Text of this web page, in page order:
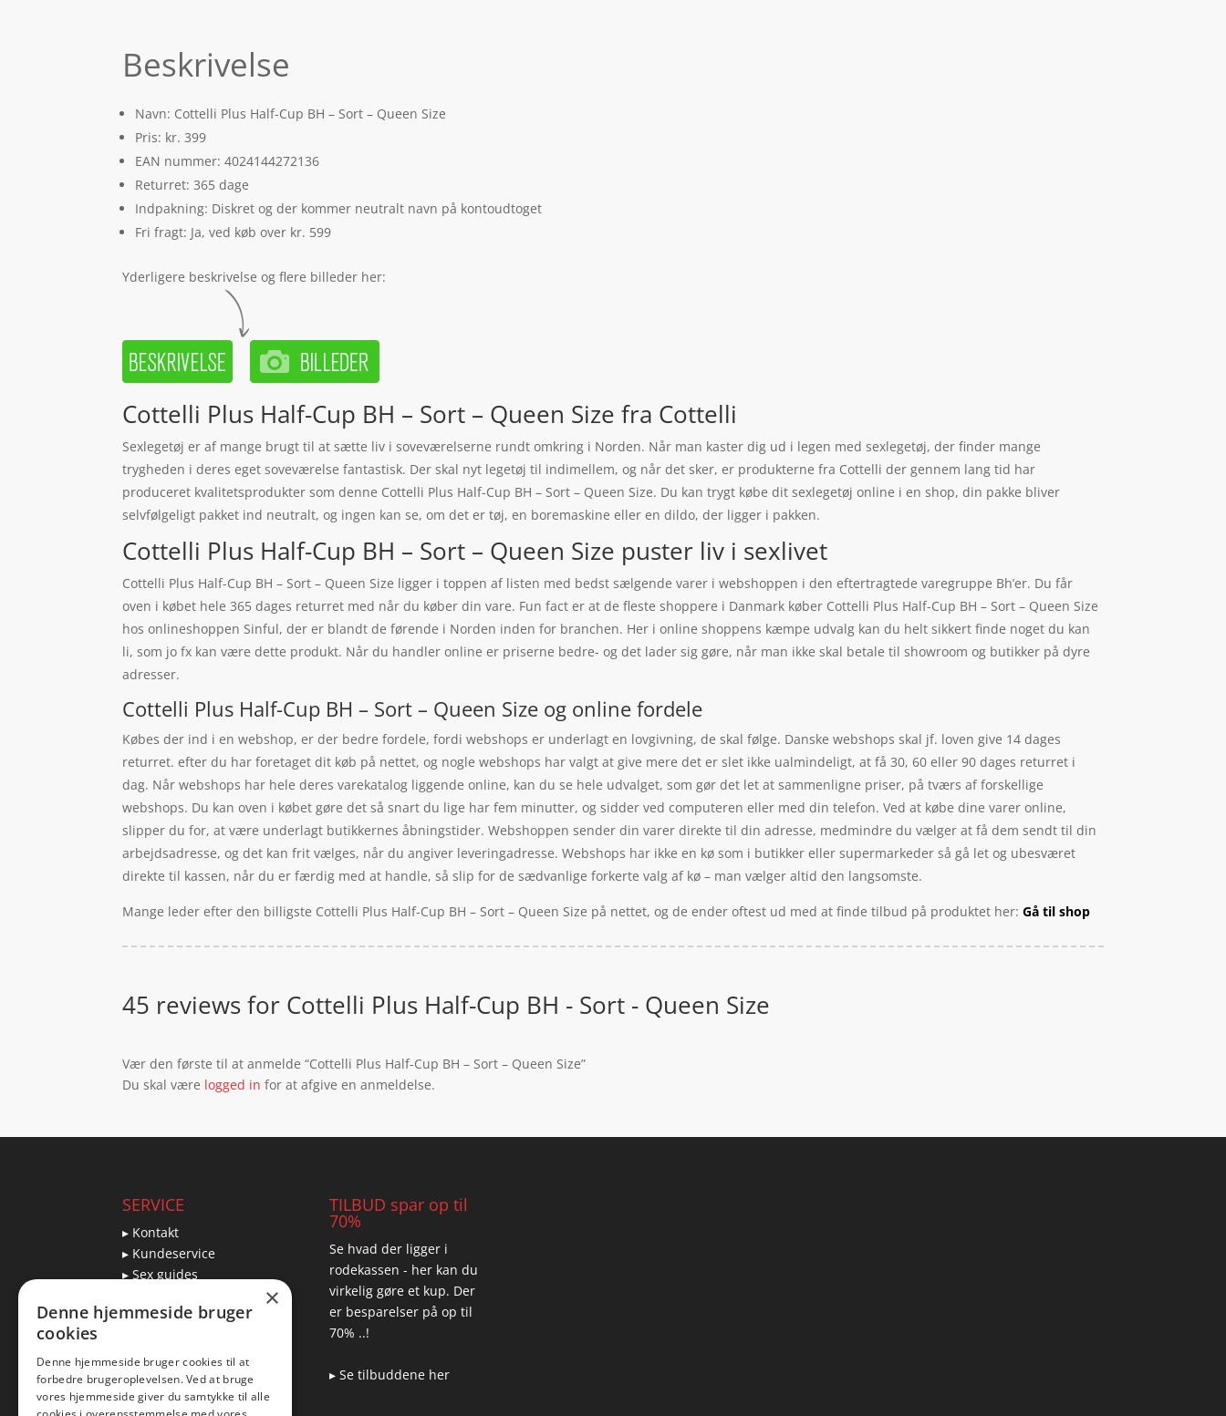
Beskrivelse
Navn: Cottelli Plus Half-Cup BH – Sort – Queen Size
Pris: kr. 399
EAN nummer: 4024144272136
Returret: 365 dage
Indpakning: Diskret og der kommer neutralt navn på kontoudtoget
Fri fragt: Ja, ved køb over kr. 599
Yderligere beskrivelse og flere billeder her:
Cottelli Plus Half-Cup BH – Sort – Queen Size fra Cottelli
Sexlegetøj er af mange brugt til at sætte liv i soveværelserne rundt omkring i Norden. Når man kaster dig ud i legen med sexlegetøj, der finder mange
trygheden i deres eget soveværelse fantastisk. Der skal nyt legetøj til indimellem, og når det sker, er produkterne fra Cottelli der gennem lang tid har
produceret kvalitetsprodukter som denne Cottelli Plus Half-Cup BH – Sort – Queen Size. Du kan trygt købe dit sexlegetøj online i en shop, din pakke bliver
selvfølgeligt pakket ind neutralt, og ingen kan se, om det er tøj, en boremaskine eller en dildo, der ligger i pakken.
Cottelli Plus Half-Cup BH – Sort – Queen Size puster liv i sexlivet
Cottelli Plus Half-Cup BH – Sort – Queen Size ligger i toppen af listen med bedst sælgende varer i webshoppen i den eftertragtede varegruppe Bh’er. Du får
oven i købet hele 365 dages returret med når du køber din vare. Fun fact er at de fleste shoppere i Danmark køber Cottelli Plus Half-Cup BH – Sort – Queen Size
hos onlineshoppen Sinful, der er blandt de førende i Norden inden for branchen. Her i online shoppens kæmpe udvalg kan du helt sikkert finde noget du kan
li, som jo fx kan være dette produkt. Når du handler online er priserne bedre- og det lader sig gøre, når man ikke skal betale til showroom og butikker på dyre
adresser.
Cottelli Plus Half-Cup BH – Sort – Queen Size og online fordele
Købes der ind i en webshop, er der bedre fordele, fordi webshops er underlagt en lovgivning, de skal følge. Danske webshops skal jf. loven give 14 dages
returret. efter du har foretaget dit køb på nettet, og nogle webshops har valgt at give mere det er slet ikke ualmindeligt, at få 30, 60 eller 90 dages returret i
dag. Når webshops har hele deres varekatalog liggende online, kan du se hele udvalget, som gør det let at sammenligne priser, på tværs af forskellige
webshops. Du kan oven i købet gøre det så snart du lige har fem minutter, og sidder ved computeren eller med din telefon. Ved at købe dine varer online,
slipper du for, at være underlagt butikkernes åbningstider. Webshoppen sender din varer direkte til din adresse, medmindre du vælger at få dem sendt til din
arbejdsadresse, og det kan frit vælges, når du angiver leveringadresse. Webshops har ikke en kø som i butikker eller supermarkeder så gå let og ubesværet
direkte til kassen, når du er færdig med at handle, så slip for de sædvanlige forkerte valg af kø – man vælger altid den langsomste.
Mange leder efter den billigste Cottelli Plus Half-Cup BH – Sort – Queen Size på nettet, og de ender oftest ud med at finde tilbud på produktet her:Gå til shop
45 reviews for Cottelli Plus Half-Cup BH - Sort - Queen Size
Vær den første til at anmelde “Cottelli Plus Half-Cup BH – Sort – Queen Size”
Du skal være logged in for at afgive en anmeldelse.
SERVICE
▸ Kontakt
▸ Kundeservice
▸ Sex guides
▸ Returnering
Blog
TILBUD spar op til
70%
Se hvad der ligger i
rodekassen - her kan du
virkelig gøre et kup. Der
er besparelser på op til
70% ..!
▸ Se tilbuddene her
×
Denne hjemmeside bruger
cookies
Denne hjemmeside bruger cookies til at
forbedre brugeroplevelsen. Ved at bruge
vores hjemmeside giver du samtykke til alle